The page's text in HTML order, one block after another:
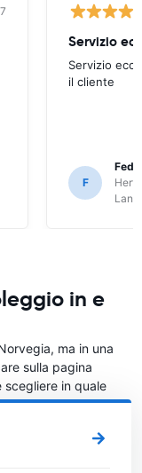
Servizio
il cliente
F
in e
ma in una
sulla pagina
scegliere in quale